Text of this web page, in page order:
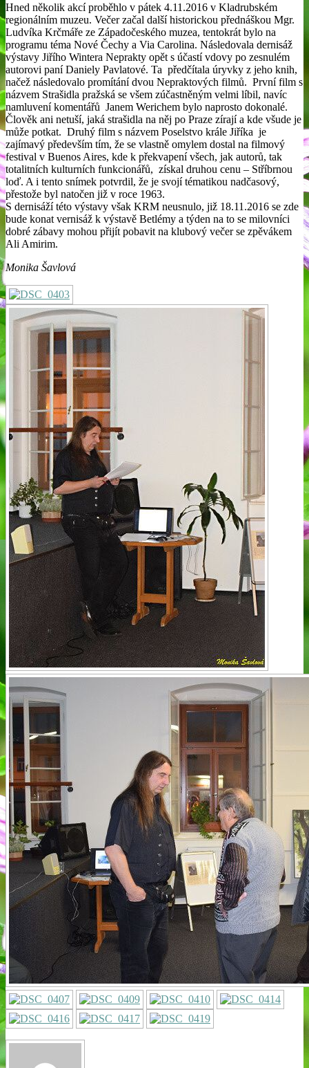
Hned několik akcí proběhlo v pátek 4.11.2016 v Kladrubském
regionálním muzeu. Večer začal další historickou přednáškou Mgr.
Ludvíka Krčmáře ze Západočeského muzea, tentokrát bylo na
programu téma Nové Čechy a Via Carolina. Následovala dernisáž
výstavy Jiřího Wintera Neprakty opět s účastí vdovy po zesnulém
autorovi paní Daniely Pavlatové. Ta předčítala úryvky z jeho knih,
načež následovalo promítání dvou Nepraktových filmů. První film s
názvem Strašidla pražská se všem zúčastněným velmi líbil, navíc
namluvení komentářů Janem Werichem bylo naprosto dokonalé.
Člověk ani netuší, jaká strašidla na něj po Praze zírají a kde všude je
může potkat. Druhý film s názvem Poselstvo krále Jiříka je
zajímavý především tím, že se vlastně omylem dostal na filmový
festival v Buenos Aires, kde k překvapení všech, jak autorů, tak
totalitních kulturních funkcionářů, získal druhou cenu – Stříbrnou
loď. A i tento snímek potvrdil, že je svojí tématikou nadčasový,
přestože byl natočen již v roce 1963.
S dernisáží této výstavy však KRM neusnulo, již 18.11.2016 se zde
bude konat vernisáž k výstavě Betlémy a týden na to se milovníci
dobré zábavy mohou přijít pobavit na klubový večer se zpěvákem
Ali Amirim.
Monika Šavlová